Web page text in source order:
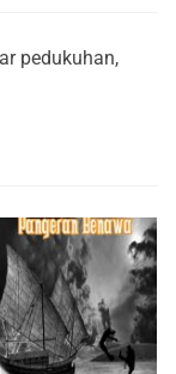
pedukuhan,